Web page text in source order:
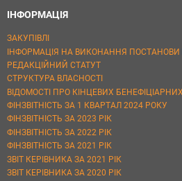
ІНФОРМАЦІЯ
ЗАКУПІВЛІ
ІНФОРМАЦІЯ НА ВИКОНАННЯ
РЕДАКЦІЙНИЙ СТАТУТ
СТРУКТУРА ВЛАСНОСТІ
ВІДОМОСТІ ПРО КІНЦЕВИХ
ФІНЗВІТНІСТЬ ЗА 1 КВАРТАЛ 2024 РОКУ
ФІНЗВІТНІСТЬ ЗА 2023 РІК
ФІНЗВІТНІСТЬ ЗА 2022 РІК
ФІНЗВІТНІСТЬ ЗА 2021 РІК
ЗВІТ КЕРІВНИКА ЗА 2021 РІК
ЗВІТ КЕРІВНИКА ЗА 2020 РІК